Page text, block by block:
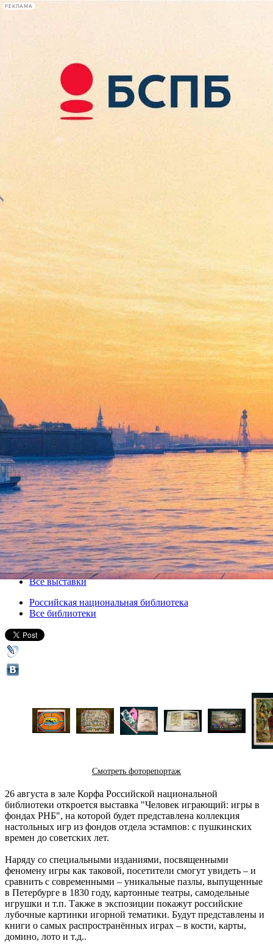
РЕКЛАМА
Сегодня:
2026.08.07
10:40
Афиша Plus
РНБ покажет игры и пазлы
времен Российской империи
26 августа 2015, среда,15.00-20 сентября 2015, воскресенье
Версия для печати
Все выставки
Российская национальная библиотека
Все библиотеки
Смотреть фоторепортаж
26 августа в зале Корфа Российской национальной
библиотеки откроется выставка "Человек играющий: игры в
фондах РНБ", на которой будет представлена коллекция
настольных игр из фондов отдела эстампов: с пушкинских
времен до советских лет.
Наряду со специальными изданиями, посвященными
феномену игры как таковой, посетители смогут увидеть – и
сравнить с современными – уникальные пазлы, выпущенные
в Петербурге в 1830 году, картонные театры, самодельные
игрушки и т.п. Также в экспозиции покажут российские
лубочные картинки игорной тематики. Будут представлены и
книги о самых распространённых играх – в кости, карты,
домино, лото и т.д..